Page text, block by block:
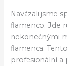
Navázali jsme
flamenco. Jde
nekonečnými
flamenca.
profesionální a
flamenco